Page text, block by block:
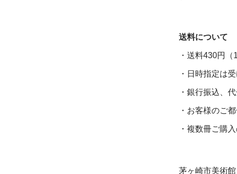
送料について
・送料430円（
・日時指定は
・銀行振込、
・お客様のご
・複数冊ご購
茅ヶ崎市美術館